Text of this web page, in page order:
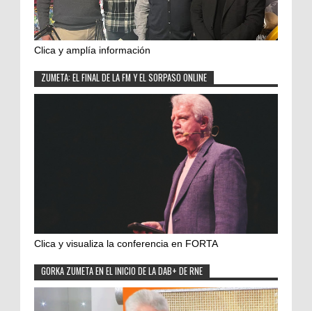
Clica y amplía información
ZUMETA: EL FINAL DE LA FM Y EL SORPASO ONLINE
Clica y visualiza la conferencia en FORTA
GORKA ZUMETA EN EL INICIO DE LA DAB+ DE RNE